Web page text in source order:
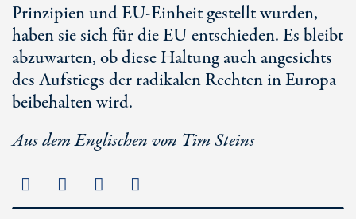
Prinzipien undEU-Einheitgestellt wurden,
haben sie sich für die EU entschieden. Es bleibt
abzuwarten, ob diese Haltung auch angesichts
des Aufstiegs der radikalen Rechten in Europa
beibehalten wird.
Aus dem Englischen von Tim Steins